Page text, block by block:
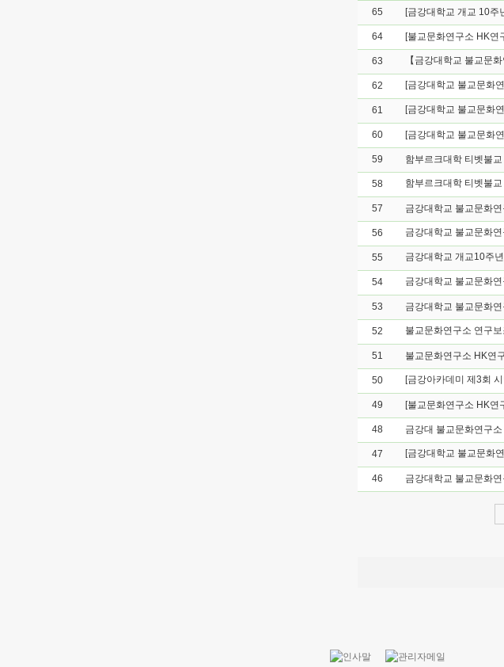
65 [금강대학교 개교 10주
64 [불교문화연구소 HK연
63 【금강대학교 불교문
62 [금강대학교 불교문화
61
60 [금강대학교 불교문화
59
58
57 금강대학교 불교문화
56 금강대학교 불교문화
55 금강대학교 개교10주
54 금강대학교 불교문화
53 금강대학교 불교문화
52 불교문화연구소 연구
51 불교문화연구소 HK연
50 [금강아카데미 제3회
49 [불교문화연구소 HK연
48 금강대 불교문화연구
47 [금강대학교 불교문화
46 금강대학교 불교문화